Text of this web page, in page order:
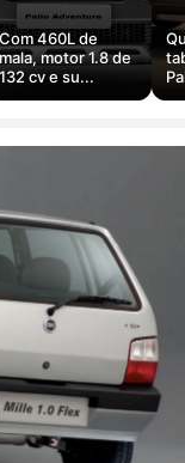
Com 460L de
mala, motor 1.8 de
132 cv e su...